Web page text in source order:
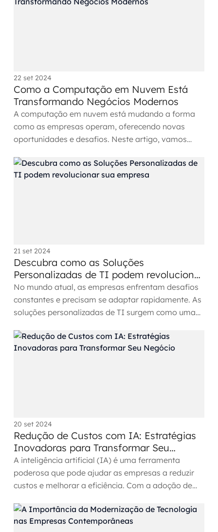
22 set 2024
Como a Computação em Nuvem Está
Transformando Negócios Modernos
A computação em nuvem está mudando a forma
como as empresas operam, oferecendo novas
oportunidades e desafios. Neste artigo, vamos
21 set 2024
Descubra como as Soluções
Personalizadas de TI podem revolucionar
sua empresa
No mundo atual, as empresas enfrentam desafios
constantes e precisam se adaptar rapidamente. As
soluções personalizadas de TI surgem como uma
20 set 2024
Redução de Custos com IA: Estratégias
Inovadoras para Transformar Seu
Negócio
A inteligência artificial (IA) é uma ferramenta
poderosa que pode ajudar as empresas a reduzir
custos e melhorar a eficiência. Com a adoção de